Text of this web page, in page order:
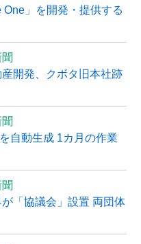
」を開発・提供する
開発、クボタ旧本社跡
自動生成 1カ月の作業
「協議会」設置 両団体